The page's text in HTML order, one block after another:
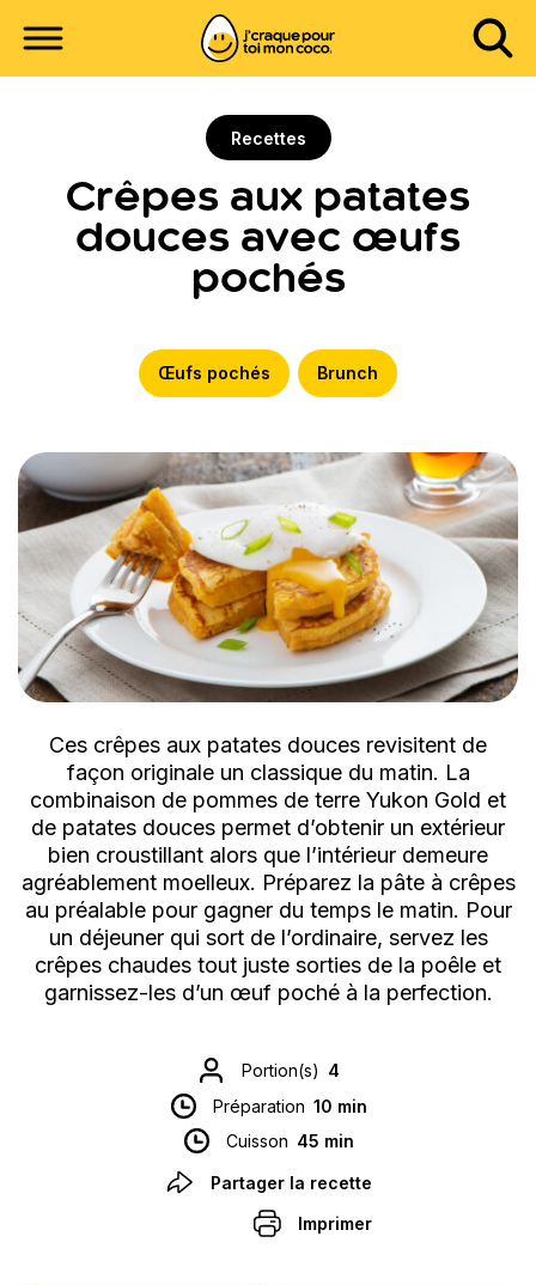
Recettes
Crêpes aux patates
douces avec œufs
pochés
Œufs pochés Brunch
Ces crêpes aux patates douces revisitent de
façon originale un classique du matin. La
combinaison de pommes de terre Yukon Gold et
de patates douces permet d’obtenir un extérieur
bien croustillant alors que l’intérieur demeure
agréablement moelleux. Préparez la pâte à crêpes
au préalable pour gagner du temps le matin. Pour
un déjeuner qui sort de l’ordinaire, servez les
crêpes chaudes tout juste sorties de la poêle et
garnissez-les d’un œuf poché à la perfection.
Portion(s) 4
Préparation 10 min
Cuisson 45 min
Partager la recette
Imprimer